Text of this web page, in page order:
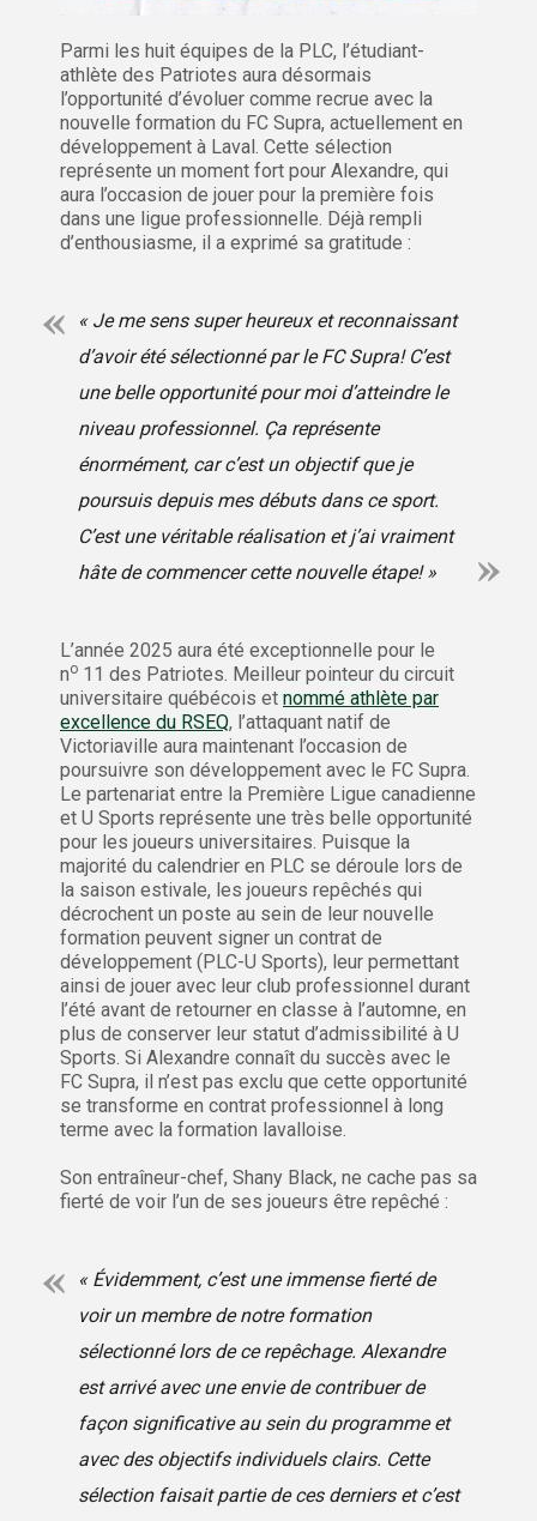
Parmi les huit équipes de la PLC, l’étudiant-
athlète des Patriotes aura désormais
l’opportunité d’évoluer comme recrue avec la
nouvelle formation du FC Supra, actuellement en
développement à Laval. Cette sélection
représente un moment fort pour Alexandre, qui
aura l’occasion de jouer pour la première fois
dans une ligue professionnelle. Déjà rempli
d’enthousiasme, il a exprimé sa gratitude :
« Je me sens super heureux et reconnaissant
d’avoir été sélectionné par le FC Supra! C’est
une belle opportunité pour moi d’atteindre le
niveau professionnel. Ça représente
énormément, car c’est un objectif que je
poursuis depuis mes débuts dans ce sport.
C’est une véritable réalisation et j’ai vraiment
hâte de commencer cette nouvelle étape! »
L’année 2025 aura été exceptionnelle pour le
no 11 des Patriotes. Meilleur pointeur du circuit
universitaire québécois et nommé athlète par
excellence du RSEQ, l’attaquant natif de
Victoriaville aura maintenant l’occasion de
poursuivre son développement avec le FC Supra.
Le partenariat entre la Première Ligue canadienne
et U Sports représente une très belle opportunité
pour les joueurs universitaires. Puisque la
majorité du calendrier en PLC se déroule lors de
la saison estivale, les joueurs repêchés qui
décrochent un poste au sein de leur nouvelle
formation peuvent signer un contrat de
développement (PLC-U Sports), leur permettant
ainsi de jouer avec leur club professionnel durant
l’été avant de retourner en classe à l’automne, en
plus de conserver leur statut d’admissibilité à U
Sports. Si Alexandre connaît du succès avec le
FC Supra, il n’est pas exclu que cette opportunité
se transforme en contrat professionnel à long
terme avec la formation lavalloise.
Son entraîneur-chef, Shany Black, ne cache pas sa
fierté de voir l’un de ses joueurs être repêché :
« Évidemment, c’est une immense fierté de
voir un membre de notre formation
sélectionné lors de ce repêchage. Alexandre
est arrivé avec une envie de contribuer de
façon significative au sein du programme et
avec des objectifs individuels clairs. Cette
sélection faisait partie de ces derniers et c’est